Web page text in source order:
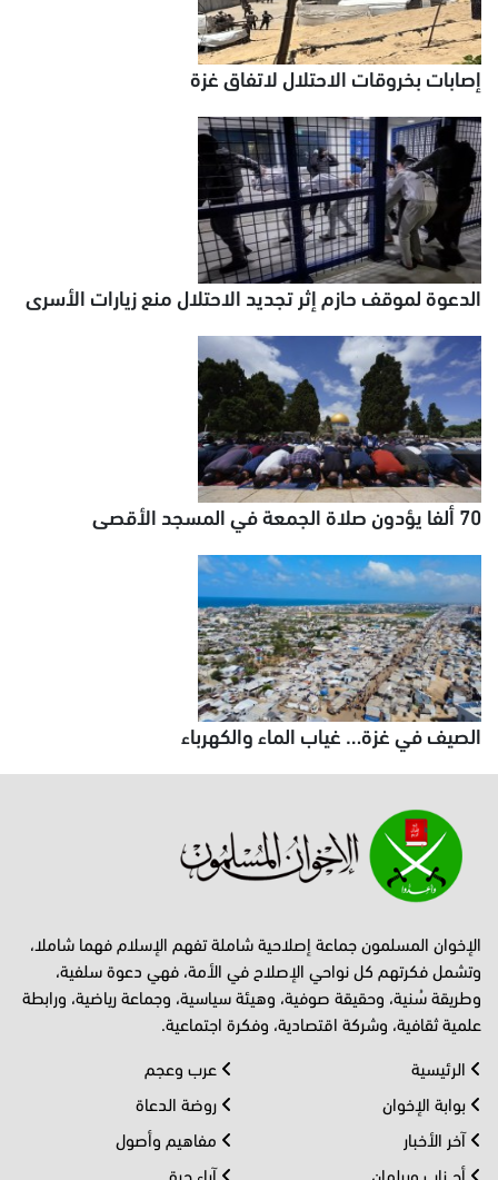
إصابات بخروقات الاحتلال لاتفاق غزة
الدعوة لموقف حازم إثر تجديد الاحتلال منع زيارات الأسرى
70 ألفا يؤدون صلاة الجمعة في المسجد الأقصى
الصيف في غزة… غياب الماء والكهرباء
الإخوان المسلمون جماعة إصلاحية شاملة تفهم الإسلام فهما شاملا،
وتشمل فكرتهم كل نواحي الإصلاح في الأمة، فهي دعوة سلفية،
وطريقة سُنية، وحقيقة صوفية، وهيئة سياسية، وجماعة رياضية، ورابطة
علمية ثقافية، وشركة اقتصادية، وفكرة اجتماعية.
الرئيسية
بوابة الإخوان
آخر الأخبار
أحــزاب وبرلمان
عرب وعجم
روضة الدعاة
مفاهيم وأصول
آراء حرة